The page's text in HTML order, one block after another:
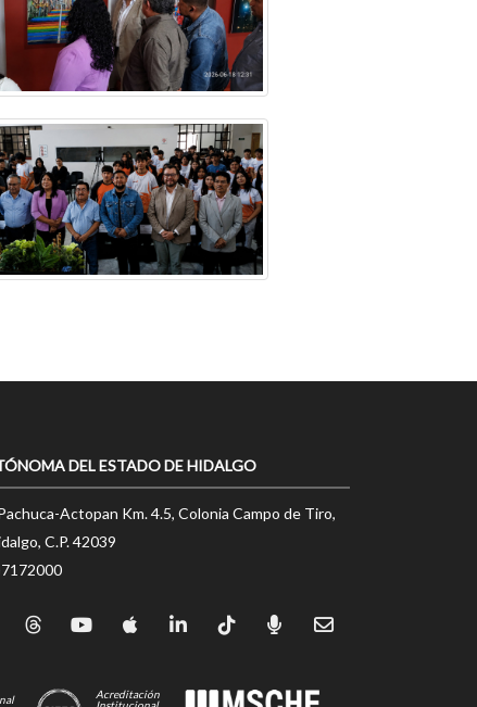
DEL ESTADO DE HIDALGO
Actopan Km. 4.5, Colonia Campo de Tiro,
C.P. 42039
Acreditación